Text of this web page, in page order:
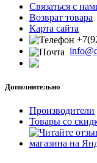
Связаться с
Возврат товара
Карта сайта
Дополнительно
Производители
Товары со